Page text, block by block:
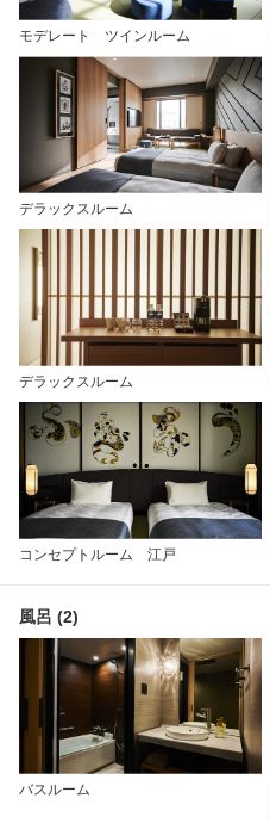
モデレート ツインルーム
デラックスルーム
デラックスルーム
コンセプトルーム 江戸
風呂 (2)
バスルーム